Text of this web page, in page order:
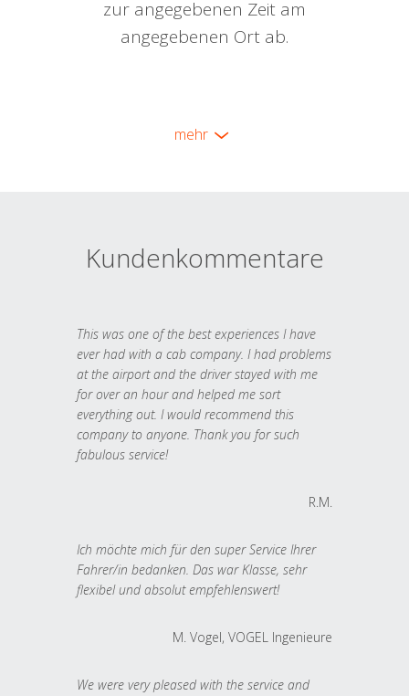
zur angegebenen Zeit am
angegebenen Ort ab.
mehr
Kundenkommentare
This was one of the best experiences I have
ever had with a cab company. I had problems
at the airport and the driver stayed with me
for over an hour and helped me sort
everything out. I would recommend this
company to anyone. Thank you for such
fabulous service!
R.M.
Ich möchte mich für den super Service Ihrer
Fahrer/in bedanken. Das war Klasse, sehr
flexibel und absolut empfehlenswert!
M. Vogel, VOGEL Ingenieure
We were very pleased with the service and